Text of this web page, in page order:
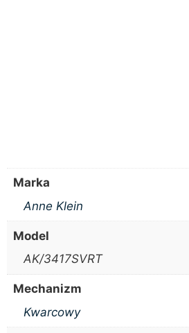
Marka
Anne Klein
Model
AK/3417SVRT
Mechanizm
Kwarcowy